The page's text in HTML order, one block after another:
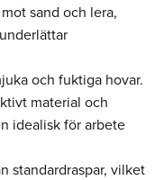
sand och lera,
och fuktiga hovar.
material och
idealisk för arbete
standardraspar, vilket